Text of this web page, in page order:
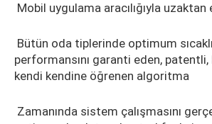
Mobil uygulama aracılığıyla
Bütün oda tiplerinde optimum
performansını garanti eden,
kendi kendine öğrenen algoritma
Zamanında sistem çalışmasını